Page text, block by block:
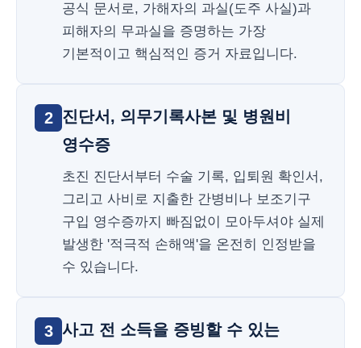
공식 문서로, 가해자의 과실(도주 사실)과
피해자의 무과실을 증명하는 가장
기본적이고 핵심적인 증거 자료입니다.
2 진단서, 의무기록사본 및 병원비
영수증
초진 진단서부터 수술 기록, 입퇴원 확인서,
그리고 사비로 지출한 간병비나 보조기구
구입 영수증까지 빠짐없이 모아두셔야 실제
발생한 '적극적 손해액'을 온전히 인정받을
수 있습니다.
3 사고 전 소득을 증빙할 수 있는